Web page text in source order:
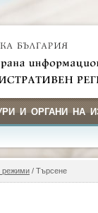
И ОРГАНИ НА
режими / Търсене